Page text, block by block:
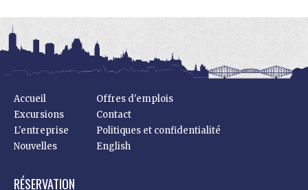
Accueil
Excursions
L'entreprise
Nouvelles
Offres d'emplois
Contact
Politiques et confidentialité
English
RÉSERVATION